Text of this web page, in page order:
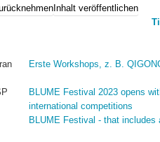
Erste Workshops, z. B.
BLUME Festival 2023 opens
international competitions
BLUME Festival - that includes